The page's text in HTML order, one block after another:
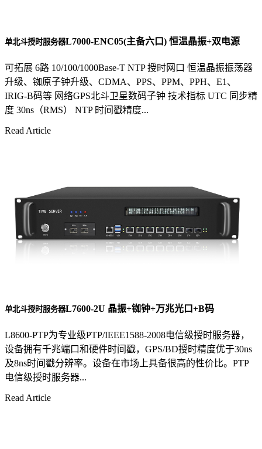
单北斗授时服务器L7000-ENC05(主备六口) 恒温晶振+双电源
可拓展 6路 10/100/1000Base-T NTP 授时网口 恒温晶振振荡器
升级、铷原子钟升级、CDMA、PPS、PPM、PPH、E1、
IRIG-B码等 网络GPS北斗卫星数码子钟 技术指标 UTC 同步精
度 30ns（RMS） NTP 时间戳精度...
Read Article
单北斗授时服务器L7600-2U 晶振+铷钟+万兆光口+B码
L8600-PTP为专业级PTP/IEEE1588-2008电信级授时服务器，
设备拥有千兆端口和硬件时间戳，GPS/BD授时精度优于30ns
及8ns时间戳分辨率。设备在市场上具备很高的性价比。PTP
电信级授时服务器...
Read Article